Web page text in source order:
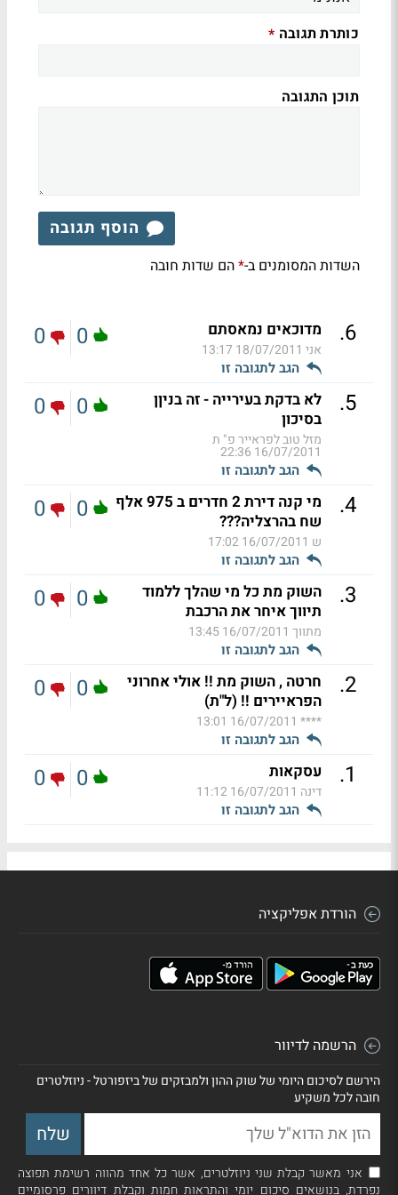
כותרת תגובה *
תוכן התגובה
הוסף תגובה
השדות המסומנים ב-*הם שדות חובה
6
. מדוכאים נמאסתם
אני 18/07/2011 13:17
הגב לתגובה זו
0
0
5
.
לא בדקת בעירייה - זה בניןן
בסיכון
מזל טוב לפראייר פ" ת
16/07/2011 22:36
הגב לתגובה זו
0
0
4
.
מי קנה דירת 2 חדרים ב 975 אלף
שח בהרצליה???
ש 16/07/2011 17:02
הגב לתגובה זו
0
0
3
.
השוק מת כל מי שהלך ללמוד
תיווך איחר את הרכבת
מתווך 16/07/2011 13:45
הגב לתגובה זו
0
0
2
.
חרטה , השוק מת !! אולי אחרוני
הפראיירים !! (ל"ת)
****
16/07/2011 13:01
הגב לתגובה זו
0
0
1
. עסקאות
דינה 16/07/2011 11:12
הגב לתגובה זו
0
0
הורדת אפליקציה
הרשמה לדיוור
הירשם לסיכום היומי של שוק ההון ולמבזקים של ביזפורטל - ניוזלטרים
חובה לכל משקיע
אני מאשר קבלת שני ניוזלטרים, אשר כל אחד מהווה רשימת תפוצה
נפרדת, בנושאים סיכום יומי והתראות חמות וקבלת דיוורים פרסומיים